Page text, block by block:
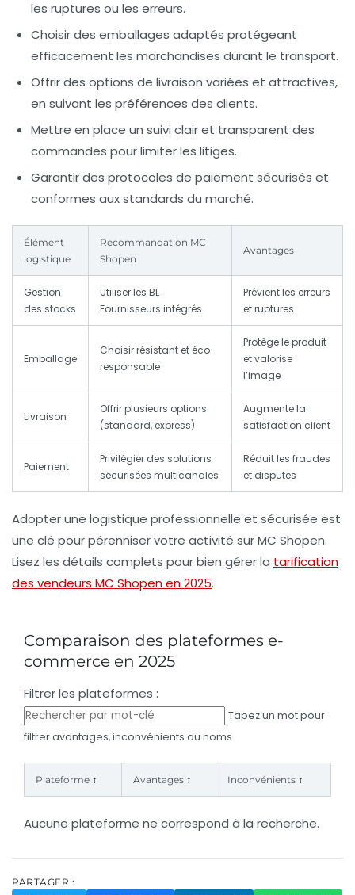
les ruptures ou les erreurs.
Choisir des emballages adaptés protégeant
efficacement les marchandises durant le transport.
Offrir des options de livraison variées et attractives,
en suivant les préférences des clients.
Mettre en place un suivi clair et transparent des
commandes pour limiter les litiges.
Garantir des protocoles de paiement sécurisés et
conformes aux standards du marché.
Élément
logistique
Recommandation MC
Shopen
Avantages
Gestion
des stocks
Utiliser les BL
Fournisseurs intégrés
Prévient les erreurs
et ruptures
Emballage
Choisir résistant et éco-
responsable
Protège le produit
et valorise
l’image
Livraison
Offrir plusieurs options
(standard, express)
Augmente la
satisfaction client
Paiement
Privilégier des solutions
sécurisées multicanales
Réduit les fraudes
et disputes
Adopter une logistique professionnelle et sécurisée est
une clé pour pérenniser votre activité sur MC Shopen.
Lisez les détails complets pour bien gérer la tarification
des vendeurs MC Shopen en 2025.
Comparaison des plateformes e-
commerce en 2025
Filtrer les plateformes :
Tapez un mot pour
filtrer avantages, inconvénients ou noms
Plateforme ↕ Avantages ↕ Inconvénients ↕
Aucune plateforme ne correspond à la recherche.
PARTAGER :